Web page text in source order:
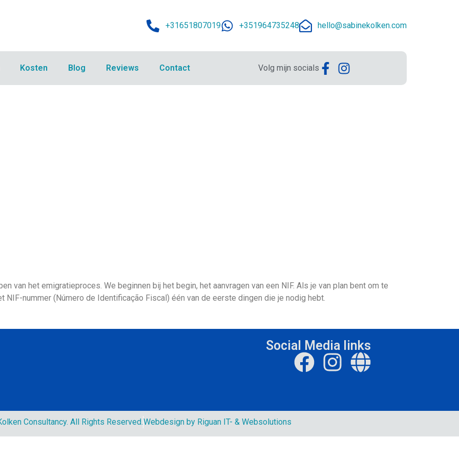
+31651807019 +351964735248 hello@sabinekolken.com
Kosten Blog Reviews Contact Volg mijn socials
van het emigratieproces. We beginnen bij het begin, het aanvragen van een NIF. Als je van plan bent om te
NIF-nummer (Número de Identificação Fiscal) één van de eerste dingen die je nodig hebt.
Social Media links
Consultancy. All Rights Reserved.Webdesign by Riguan IT- & Websolutions